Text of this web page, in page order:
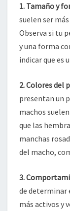
1. Tamaño y
suelen ser
Observa si tu
y una forma
indicar que es
2. Colores del
presentan un
machos
que las
manchas
del macho,
3.
de determinar
más activos y